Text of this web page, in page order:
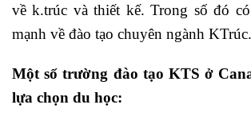
về k.trúc và thiết kế. Trong số đó
mạnh về đào tạo chuyên ngành KTrúc.
Một số trường đào tạo KTS ở
lựa chọn du học: